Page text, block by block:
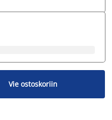
Vie ostoskoriin